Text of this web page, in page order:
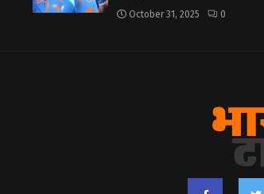
October 31, 2025 0